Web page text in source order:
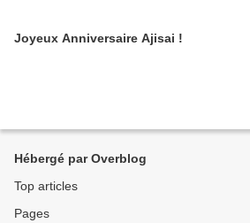
Joyeux Anniversaire Ajisai !
Hébergé par Overblog
Top articles
Pages